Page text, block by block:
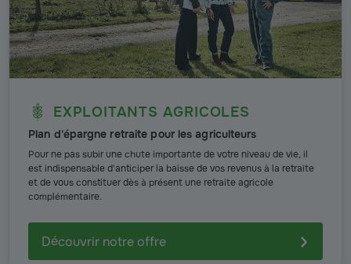
EXPLOITANTS AGRICOLES
Plan d'épargne retraite pour les agriculteurs
Pour ne pas subir une chute importante de votre niveau de vie, il
est indispensable d'anticiper la baisse de vos revenus à la retraite
et de vous constituer dès à présent une retraite agricole
complémentaire.
Découvrir notre offre